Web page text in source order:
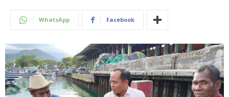
WhatsApp Facebook